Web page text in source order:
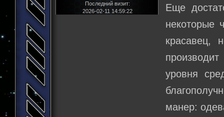
Последний визит:
2026-02-11 14:59:22
Еще
некоторые
красавец,
уровня
манер: